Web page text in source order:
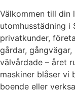
Välkommen till din
utomhusstädning i
privatkunder,
gårdar,
välvårdade – året
maskiner blåser vi
boende eller